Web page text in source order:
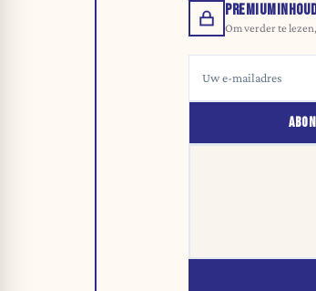
Om verder te